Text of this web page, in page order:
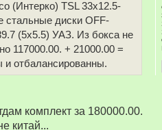
(Интерко) TSL 33x12.5-
стальные диски OFF-
(5x5.5) УАЗ. Из бокса не
117000.00. + 21000.00 =
и отбалансированны.
комплект за 180000.00.
китай...